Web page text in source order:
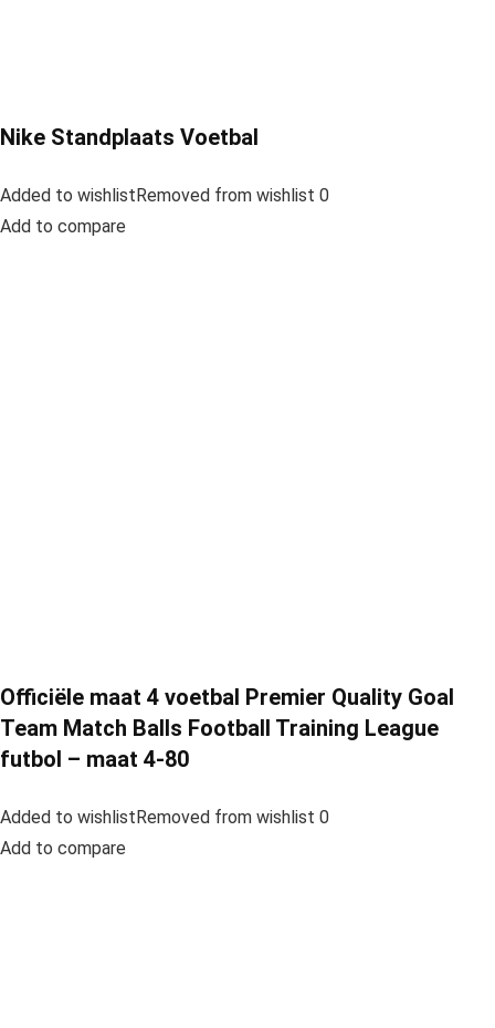
Nike Standplaats Voetbal
Added to wishlistRemoved from wishlist 0
Add to compare
Officiële maat 4 voetbal Premier Quality Goal
Team Match Balls Football Training League
futbol – maat 4-80
Added to wishlistRemoved from wishlist 0
Add to compare